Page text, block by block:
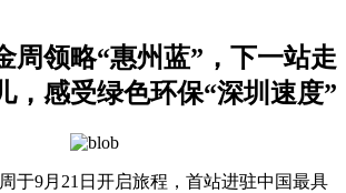
周领略“惠州蓝”，下一站走
，感受绿色环保“深圳速度”
于9月21日开启旅程，首站进驻中国最具